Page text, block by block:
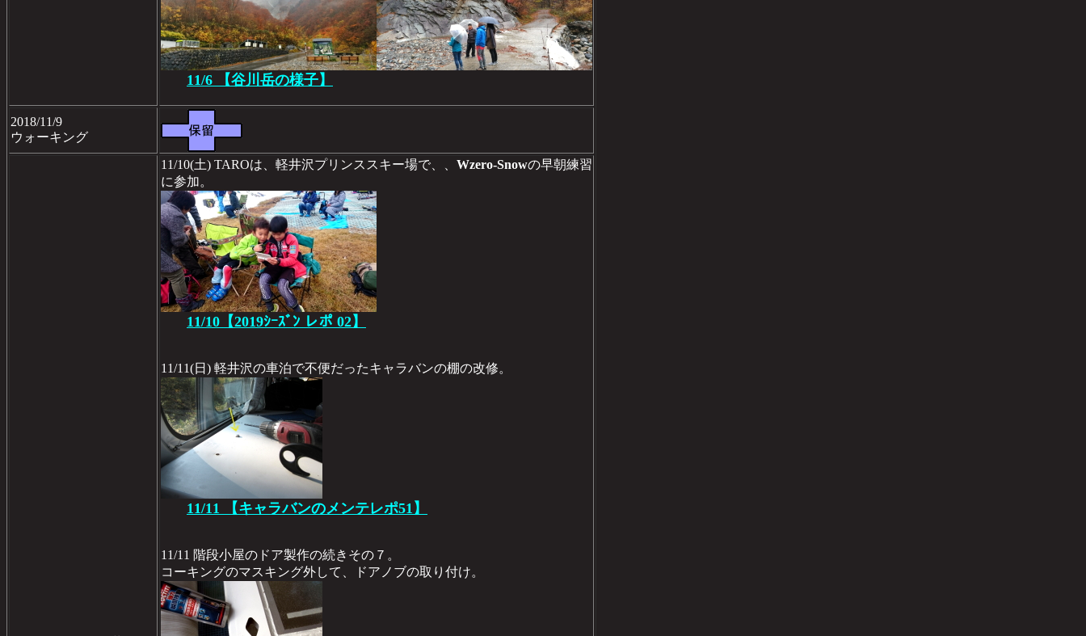
11/6 【谷川岳の様子】
2018/11/9
ウォーキング
11/10(土) TAROは、軽井沢プリンススキー場で、、 Wzero-Snowの早朝練習
に参加。
11/10【2019ｼｰｽﾞﾝ レポ 02】
11/11(日) 軽井沢の車泊で不便だったキャラバンの棚の改修。
11/11 【キャラバンのメンテレポ51】
11/11 階段小屋のドア製作の続きその７。
コーキングのマスキング外して、ドアノブの取り付け。